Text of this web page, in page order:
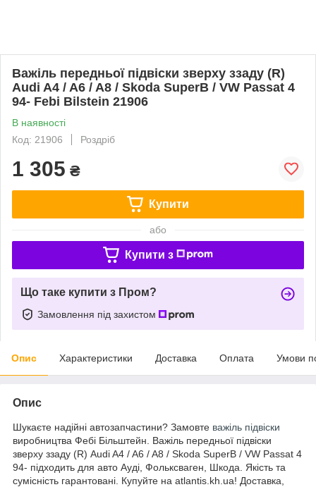
Важіль передньої підвіски зверху ззаду (R)
Audi A4 / A6 / A8 / Skoda SuperB / VW Passat 4
94- Febi Bilstein 21906
В наявності
Код: 21906
Роздріб
1 305 ₴
Купити
або
Купити з
Що таке купити з Пром?
Замовлення під захистом
Опис Характеристики Доставка Оплата Умови
Опис
Шукаєте надійні автозапчастини? Замовте важіль підвіски
виробництва Фебі Більштейн. Важіль передньої підвіски
зверху ззаду (R) Audi A4 / A6 / A8 / Skoda SuperB / VW Passat 4
94- підходить для авто Ауді, Фольксваген, Шкода. Якість та
сумісність гарантовані. Купуйте на atlantis.kh.ua! Доставка,